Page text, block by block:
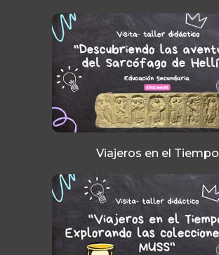
Viajeros en el Tiempo